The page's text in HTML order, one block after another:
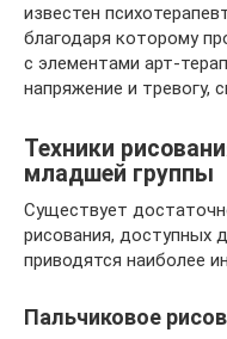
известен
благодаря которому
с элементами арт-
напряжение и тревогу,
Техники
младшей группы
Существует
рисования, доступных
приводятся наиболее
Пальчиковое